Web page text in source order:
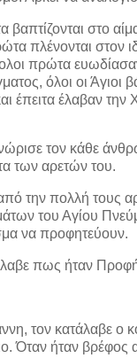
στο
πλένονται στον
πρώτα
όλοι οι Άγιοι
έπειτα έλαβαν την
τον κάθε
των αρετών του.
την πολλή τους
του Αγίου
να προφητεύουν.
πως ήταν
τον κατάλαβε ο
Όταν ήταν βρέφος